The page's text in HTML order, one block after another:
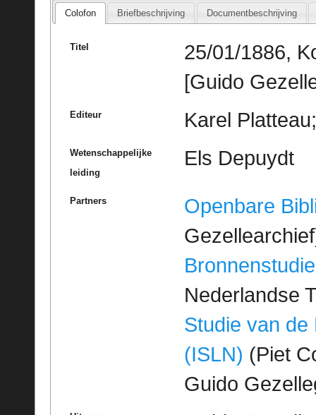
Colofon Briefbeschrijving Documentbeschrijving
Titel
25/01/1886,
[Guido
Editeur Karel
Wetenschappelijke
leiding
Els Depuydt
Partners
Openbare
Bronnenstudie
Nederlandse
Studie van de
(ISLN) (Piet
Guido